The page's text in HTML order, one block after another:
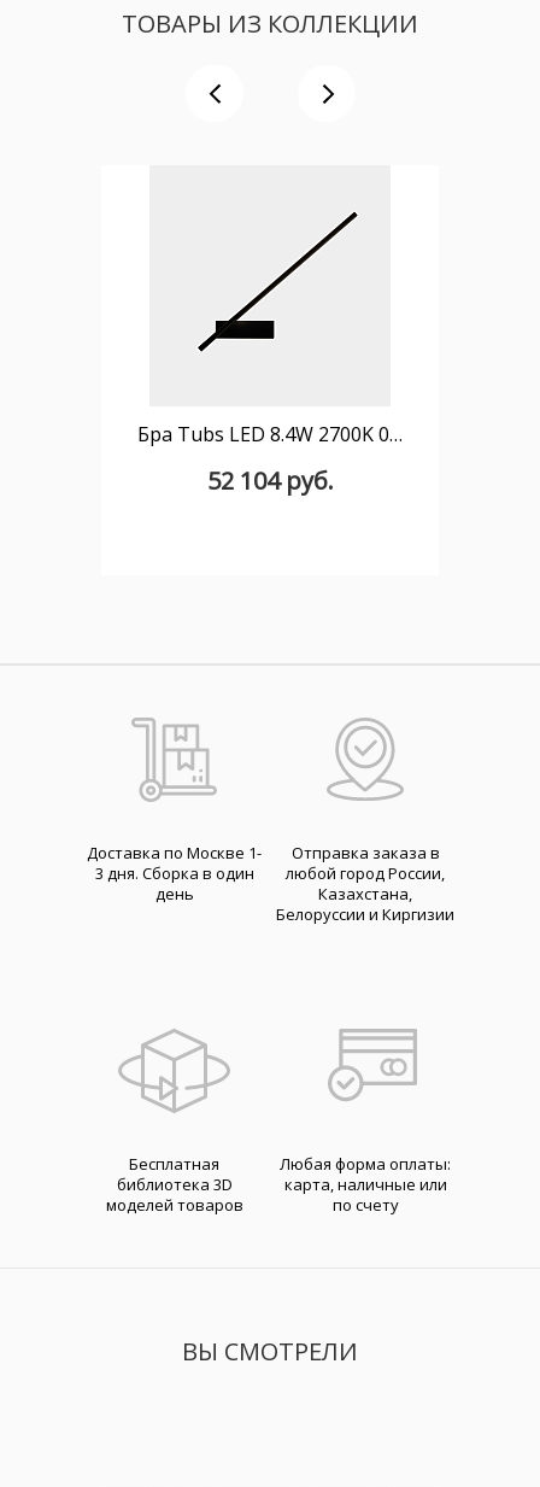
ТОВАРЫ ИЗ КОЛЛЕКЦИИ
Бра Tubs LED 8.4W 2700K 0-10V Черный 506lm
52 104 руб.
Доставка по Москве 1-
3 дня. Cборка в один
день
Отправка заказа в
любой город России,
Казахстана,
Белоруссии и Киргизии
Бесплатная
библиотека 3D
моделей товаров
Любая форма оплаты:
карта, наличные или
по счету
ВЫ СМОТРЕЛИ